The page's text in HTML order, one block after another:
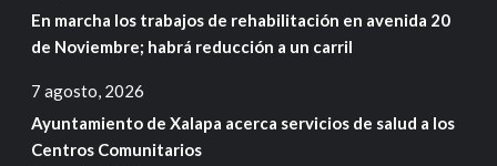
En marcha los trabajos de rehabilitación en avenida 20
de Noviembre; habrá reducción a un carril
7 agosto, 2026
Ayuntamiento de Xalapa acerca servicios de salud a los
Centros Comunitarios